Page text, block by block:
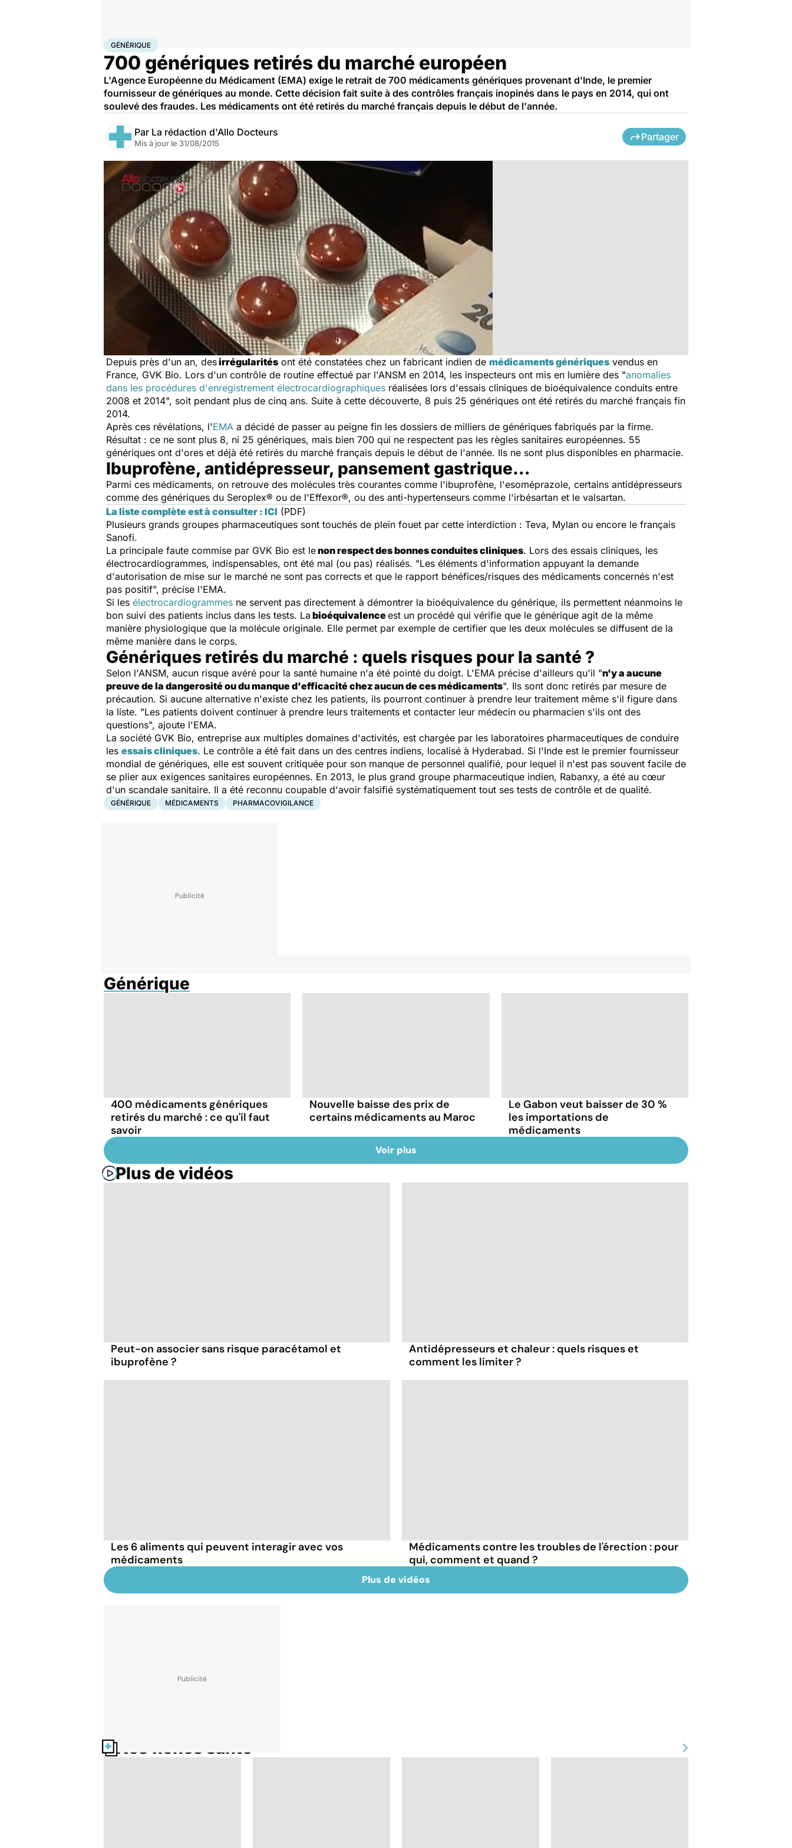
AccueilSantéMédicaments
GÉNÉRIQUE
700 génériques retirés du marché européen
L'Agence Européenne du Médicament (EMA) exige le retrait de 700 médicaments génériques provenant d'Inde, le premier
fournisseur de génériques au monde. Cette décision fait suite à des contrôles français inopinés dans le pays en 2014, qui ont
soulevé des fraudes. Les médicaments ont été retirés du marché français depuis le début de l'année.
Par La rédaction d'Allo Docteurs
Mis à jour le 31/08/2015
Partager
Depuis près d'un an, desirrégularités ont été constatées chez un fabricant indien de médicaments génériques vendus en
France, GVK Bio. Lors d'un contrôle de routine effectué par l'ANSM en 2014, les inspecteurs ont mis en lumière des "anomalies
dans les procédures d'enregistrement électrocardiographiques réalisées lors d'essais cliniques de bioéquivalence conduits entre
2008 et 2014", soit pendant plus de cinq ans. Suite à cette découverte, 8 puis 25 génériques ont été retirés du marché français fin
2014.
Après ces révélations, l'EMA a décidé de passer au peigne fin les dossiers de milliers de génériques fabriqués par la firme.
Résultat : ce ne sont plus 8, ni 25 génériques, mais bien 700 qui ne respectent pas les règles sanitaires européennes. 55
génériques ont d'ores et déjà été retirés du marché français depuis le début de l'année. Ils ne sont plus disponibles en pharmacie.
Ibuprofène, antidépresseur, pansement gastrique…
Parmi ces médicaments, on retrouve des molécules très courantes comme l'ibuprofène, l'esoméprazole, certains antidépresseurs
comme des génériques du Seroplex® ou de l'Effexor®, ou des anti-hypertenseurs comme l'irbésartan et le valsartan.
La liste complète est à consulter : ICI (PDF)
Plusieurs grands groupes pharmaceutiques sont touchés de plein fouet par cette interdiction : Teva, Mylan ou encore le français
Sanofi.
La principale faute commise par GVK Bio est lenon respect des bonnes conduites cliniques. Lors des essais cliniques, les
électrocardiogrammes, indispensables, ont été mal (ou pas) réalisés. "Les éléments d'information appuyant la demande
d'autorisation de mise sur le marché ne sont pas corrects et que le rapport bénéfices/risques des médicaments concernés n'est
pas positif", précise l'EMA.
Si les électrocardiogrammes ne servent pas directement à démontrer la bioéquivalence du générique, ils permettent néanmoins le
bon suivi des patients inclus dans les tests. La bioéquivalenceest un procédé qui vérifie que le générique agit de la même
manière physiologique que la molécule originale. Elle permet par exemple de certifier que les deux molécules se diffusent de la
même manière dans le corps.
Génériques retirés du marché : quels risques pour la santé ?
Selon l'ANSM, aucun risque avéré pour la santé humaine n'a été pointé du doigt. L'EMA précise d'ailleurs qu'il "n'y a aucune
preuve de la dangerosité ou du manque d'efficacité chez aucun de ces médicaments". Ils sont donc retirés par mesure de
précaution. Si aucune alternative n'existe chez les patients, ils pourront continuer à prendre leur traitement même s'il figure dans
la liste. "Les patients doivent continuer à prendre leurs traitements et contacter leur médecin ou pharmacien s'ils ont des
questions", ajoute l'EMA.
La société GVK Bio, entreprise aux multiples domaines d'activités, est chargée par les laboratoires pharmaceutiques de conduire
les essais cliniques. Le contrôle a été fait dans un des centres indiens, localisé à Hyderabad. Si l'Inde est le premier fournisseur
mondial de génériques, elle est souvent critiquée pour son manque de personnel qualifié, pour lequel il n'est pas souvent facile de
se plier aux exigences sanitaires européennes. En 2013, le plus grand groupe pharmaceutique indien, Rabanxy, a été au cœur
d'un scandale sanitaire. Il a été reconnu coupable d'avoir falsifié systématiquement tout ses tests de contrôle et de qualité.
GÉNÉRIQUE MÉDICAMENTS PHARMACOVIGILANCE
Générique
400 médicaments génériques
retirés du marché : ce qu'il faut
savoir
Nouvelle baisse des prix de
certains médicaments au Maroc
Le Gabon veut baisser de 30 %
les importations de
médicaments
Voir plus
Plus de vidéos
Peut-on associer sans risque paracétamol et
ibuprofène ?
Antidépresseurs et chaleur : quels risques et
comment les limiter ?
Les 6 aliments qui peuvent interagir avec vos
médicaments
Médicaments contre les troubles de l'érection : pour
qui, comment et quand ?
Plus de vidéos
Nos fiches santé